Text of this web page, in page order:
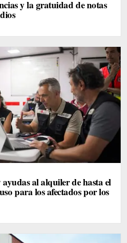
y la gratuidad de notas
al alquiler de hasta el
para los afectados por los